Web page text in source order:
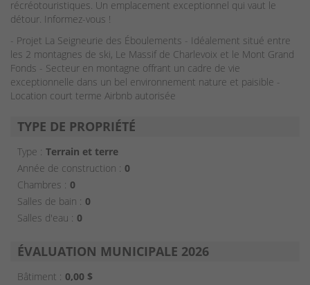
récréotouristiques. Un emplacement exceptionnel qui vaut le
détour. Informez-vous !
- Projet La Seigneurie des Éboulements - Idéalement situé entre
les 2 montagnes de ski, Le Massif de Charlevoix et le Mont Grand
Fonds - Secteur en montagne offrant un cadre de vie
exceptionnelle dans un bel environnement nature et paisible -
Location court terme Airbnb autorisée
TYPE DE PROPRIÉTÉ
Type : Terrain et terre
Année de construction : 0
Chambres : 0
Salles de bain : 0
Salles d'eau : 0
ÉVALUATION MUNICIPALE 2026
Bâtiment : 0,00 $